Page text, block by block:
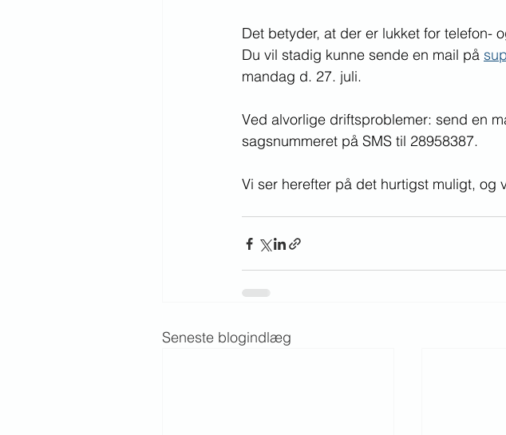
Det betyder, at der er lukket for telefon-
Du vil stadig kunne sende en mail på
mandag d. 27. juli.
Ved alvorlige driftsproblemer: send en
sagsnummeret på SMS til 28958387.
Vi ser herefter på det hurtigst muligt, og
Seneste blogindlæg